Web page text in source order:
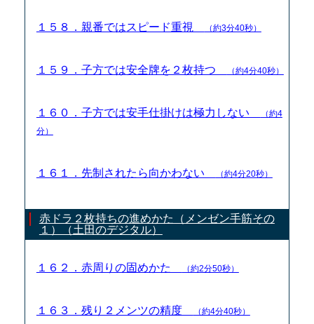
１５８．親番ではスピード重視 （約3分40秒）
１５９．子方では安全牌を２枚持つ （約4分40秒）
１６０．子方では安手仕掛けは極力しない
（約4
分）
１６１．先制されたら向かわない （約4分20秒）
赤ドラ２枚持ちの進めかた（メンゼン手筋その
１）（土田のデジタル）
１６２．赤周りの固めかた （約2分50秒）
１６３．残り２メンツの精度 （約4分40秒）